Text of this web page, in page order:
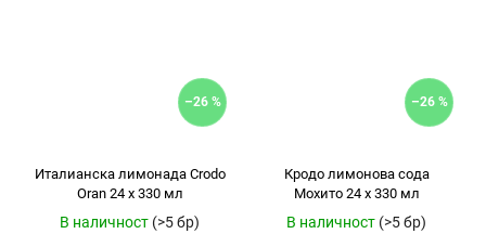
–26 %
Италианска лимонада Crodo
Oran 24 x 330 мл
В наличност (>5 бр)
–26 %
Кродо лимонова сода
Мохито 24 x 330 мл
В наличност (>5 бр)